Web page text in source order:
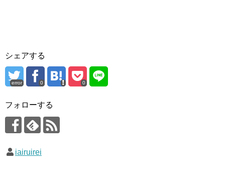
シェアする
error 0 0
フォローする
iairuirei